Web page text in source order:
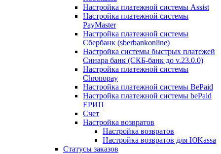
Настройка платежной системы Assist
Настройка платежной системы
PayMaster
Настройка платежной системы
Сбербанк (sberbankonline)
Настройка системы быстрых платежей
Синара банк (СКБ-банк до v.23.0.0)
Настройка платежной системы
Chronopay
Настройка платежной системы BePaid
Настройка платежной системы bePaid
ЕРИП
Счет
Настройка возвратов
Настройка возвратов
Настройка возвратов для ЮKassa
Статусы заказов